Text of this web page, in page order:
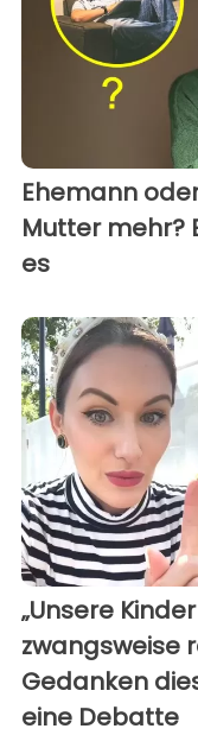
Ehemann
Mutter mehr?
es
„Unsere
zwangsweise
Gedanken
eine Debatte